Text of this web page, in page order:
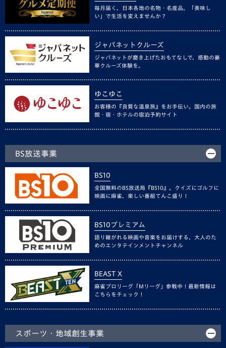
毎月届く、日本各地の名物・名産品。「美味し
い」で生活を変えませんか？
ジャパネットクルーズ
ジャパネットが磨き上げたおもてなしで、感動の豪
華クルーズ体験を。
ゆこゆこ
お客様の『良質な温泉旅』をお手伝い。国内の旅
館・宿・ホテルの宿泊予約サイト
BS放送事業
BS10
全国無料のBS放送局『BS10』。クイズにゴルフに
映画に麻雀、楽しい番組てんこ盛り！
BS10プレミアム
語り継がれる映画や音楽をお届けする、大人のた
めのエンタテインメントチャンネル
BEAST X
麻雀プロリーグ「Mリーグ」参戦中！最新情報は
こちらをチェック！
スポーツ・地域創生事業